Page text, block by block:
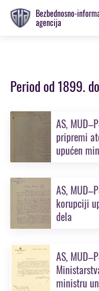
Prebaci
Bezbednosno-
agencija
Period od 1899.
AS,
pripremi
upućen
AS,
korupciji
dela
AS,
ministru